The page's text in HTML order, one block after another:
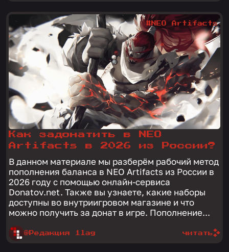
Как задонатить в NEO
Artifacts в 2026 из России?
В данном материале мы разберём рабочий метод
пополнения баланса в NEO Artifacts из России в
2026 году с помощью онлайн-сервиса
Donatov.net. Также вы узнаете, какие наборы
доступны во внутриигровом магазине и что
можно получить за донат в игре. Пополнение...
@Редакция 1lag
#NEO Artifacts
читать